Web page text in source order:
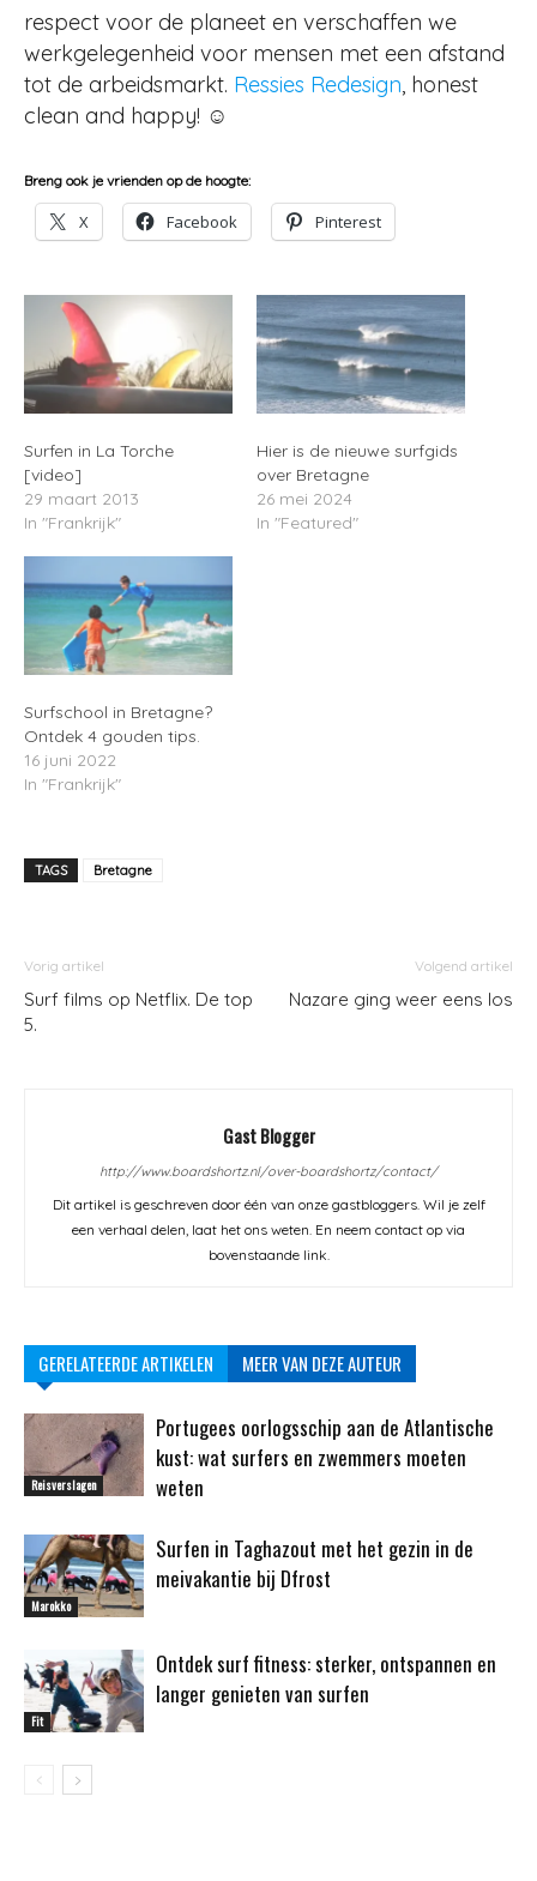
respect voor de planeet en verschaffen we
werkgelegenheid voor mensen met een afstand
tot de arbeidsmarkt. Ressies Redesign , honest
clean and happy! ☺
Breng ook je vrienden op de hoogte:
X Facebook Pinterest
Surfen in La Torche
[video]
29 maart 2013
In "Frankrijk"
Hier is de nieuwe surfgids
over Bretagne
26 mei 2024
In "Featured"
Surfschool in Bretagne?
Ontdek 4 gouden tips.
16 juni 2022
In "Frankrijk"
TAGS Bretagne
Vorig artikel
Surf films op Netflix. De top
5.
Volgend artikel
Nazare ging weer eens los
Gast Blogger
http://www.boardshortz.nl/over-boardshortz/contact/
Dit artikel is geschreven door één van onze gastbloggers. Wil je zelf
een verhaal delen, laat het ons weten. En neem contact op via
bovenstaande link.
GERELATEERDE ARTIKELEN MEER VAN DEZE AUTEUR
Reisverslagen
Portugees oorlogsschip aan de Atlantische
kust: wat surfers en zwemmers moeten
weten
Marokko
Surfen in Taghazout met het gezin in de
meivakantie bij Dfrost
Fit
Ontdek surf fitness: sterker, ontspannen en
langer genieten van surfen